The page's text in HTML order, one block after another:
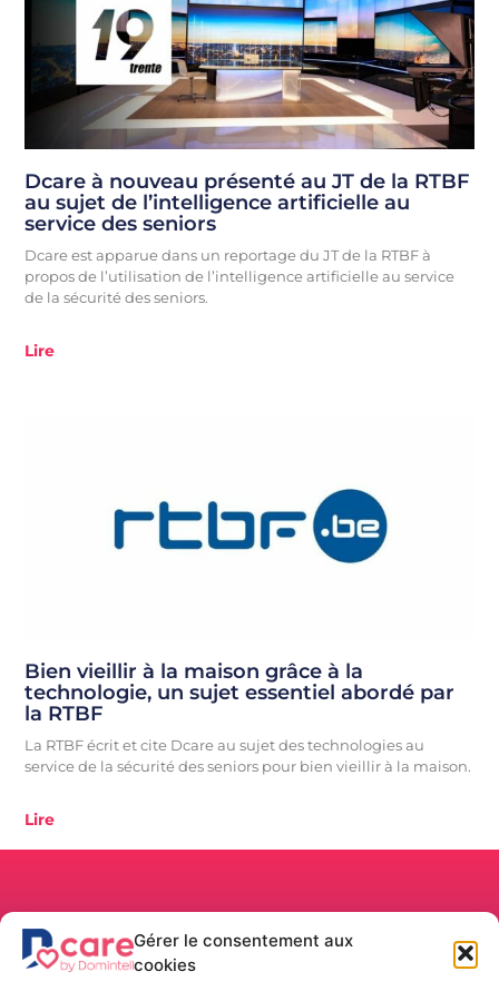
Gérer le consentement aux
cookies
Dcare à nouveau présenté au JT de la RTBF
au sujet de l’intelligence artificielle au
service des seniors
Dcare est apparue dans un reportage du JT de la RTBF à
propos de l’utilisation de l’intelligence artificielle au service
de la sécurité des seniors.
Lire
Bien vieillir à la maison grâce à la
technologie, un sujet essentiel abordé par
la RTBF
La RTBF écrit et cite Dcare au sujet des technologies au
service de la sécurité des seniors pour bien vieillir à la maison.
Lire
Belgium
Rue de la
Location/Achat Langues